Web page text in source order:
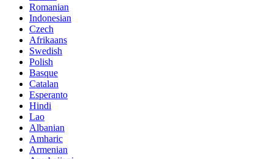
Romanian
Indonesian
Czech
Afrikaans
Swedish
Polish
Basque
Catalan
Esperanto
Hindi
Lao
Albanian
Amharic
Armenian